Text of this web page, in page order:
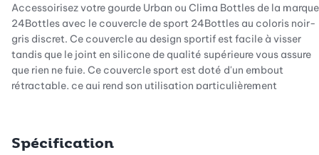
Accessoirisez votre gourde Urban ou Clima Bottles de la marque
24Bottles avec le couvercle de sport 24Bottles au coloris noir-
gris discret. Ce couvercle au design sportif est facile à visser
tandis que le joint en silicone de qualité supérieure vous assure
que rien ne fuie. Ce couvercle sport est doté d'un embout
rétractable, ce qui rend son utilisation particulièrement
couvercle de sport 24Bottles a été conçu en acier inoxydable
Spécification